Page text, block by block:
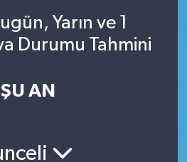
Yarın ve 1
Durumu Tahmini
ŞU AN